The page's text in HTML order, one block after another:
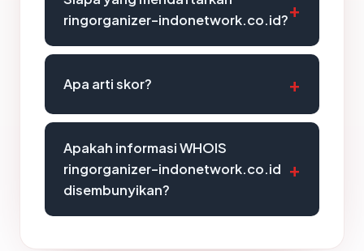
ringorganizer-indonetwork.co.id?
Apa arti skor?
Apakah informasi WHOIS
ringorganizer-indonetwork.co.id
disembunyikan?